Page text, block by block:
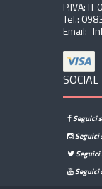
P.IVA:
Tel.:
Email:
SOCIAL
Seguici
Seguici
Seguici